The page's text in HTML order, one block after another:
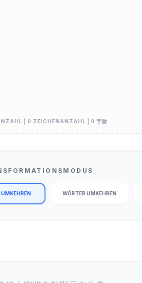
| 0 ZEICHENANZAHL | 0 字數
UMKEHREN WÖRTER UMKEHREN